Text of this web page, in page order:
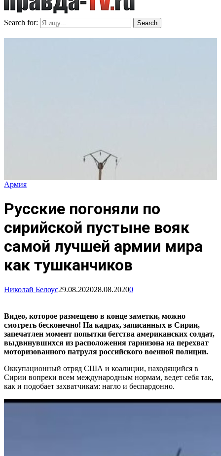
Search for: Search
Армия
Русские погоняли по
сирийской пустыне вояк
самой лучшей армии мира
как тушканчиков
Николай Белоус29.08.202028.08.20200
Видео, которое размещено в конце заметки, можно
смотреть бесконечно! На кадрах, записанных в Сирии,
запечатлен момент попытки бегства американских солдат,
выдвинувшихся из расположения гарнизона на перехват
моторизованного патруля российского военной полиции.
Оккупационный отряд США и коалиции, находящийся в
Сирии вопреки всем международным нормам, ведет себя так,
как и подобает захватчикам: нагло и беспардонно.